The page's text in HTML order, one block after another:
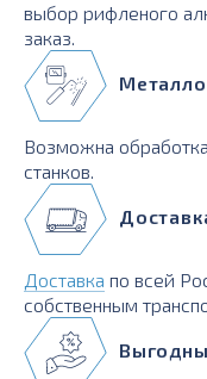
выбор рифленого
заказ.
Возможна
станков.
Доставка по всей
собственным